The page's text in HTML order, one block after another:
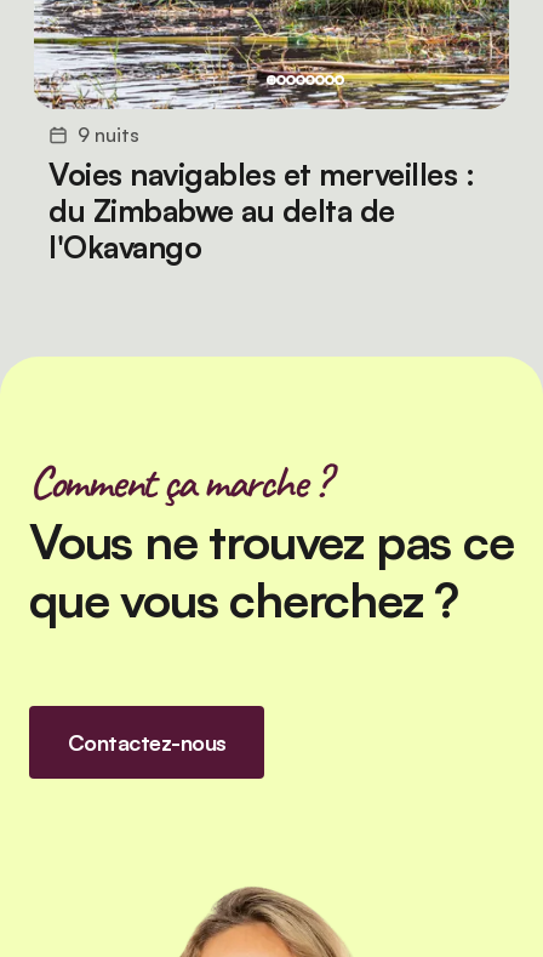
9 nuits
Voies navigables et merveilles :
du Zimbabwe au delta de
l'Okavango
Comment ça marche ?
Vous ne trouvez pas ce
que vous cherchez ?
Contactez-nous